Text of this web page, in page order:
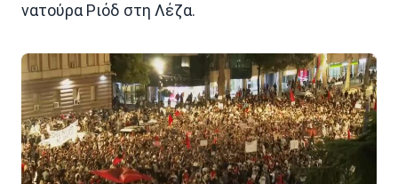
νατούρα Ριόδ στη Λέζα.